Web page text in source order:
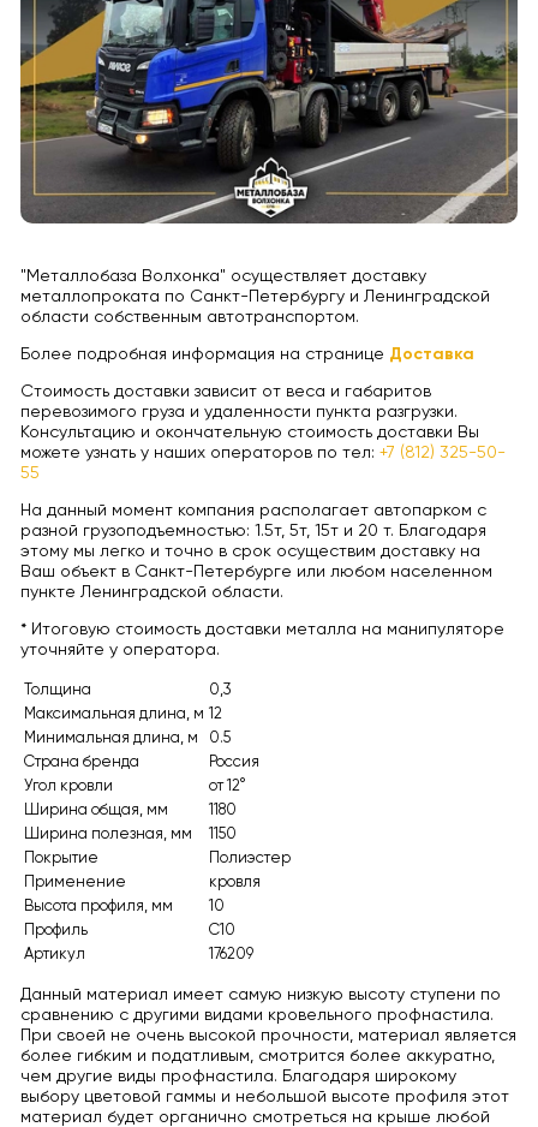
"Металлобаза Волхонка" осуществляет доставку
металлопроката по Санкт-Петербургу и Ленинградской
области собственным автотранспортом.
Более подробная информация на странице Доставка
Стоимость доставки зависит от веса и габаритов
перевозимого груза и удаленности пункта разгрузки.
Консультацию и окончательную стоимость доставки Вы
можете узнать у наших операторов по тел: +7 (812) 325-50-
55
На данный момент компания располагает автопарком с
разной грузоподъемностью: 1.5т, 5т, 15т и 20 т. Благодаря
этому мы легко и точно в срок осуществим доставку на
Ваш объект в Санкт-Петербурге или любом населенном
пункте Ленинградской области.
* Итоговую стоимость доставки металла на манипуляторе
уточняйте у оператора.
Толщина
0,3
Максимальная длина, м 12
Минимальная длина, м
0.5
Страна бренда
Россия
Угол кровли
от 12°
Ширина общая, мм
1180
Ширина полезная, мм
1150
Покрытие
Полиэстер
Применение
кровля
Высота профиля, мм
10
Профиль
С10
Артикул
176209
Данный материал имеет самую низкую высоту ступени по
сравнению с другими видами кровельного профнастила.
При своей не очень высокой прочности, материал является
более гибким и податливым, смотрится более аккуратно,
чем другие виды профнастила. Благодаря широкому
выбору цветовой гаммы и небольшой высоте профиля этот
материал будет органично смотреться на крыше любой